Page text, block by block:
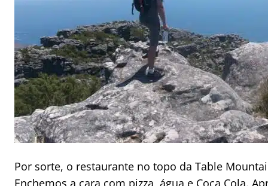
Por sorte, o restaurante no topo da Table